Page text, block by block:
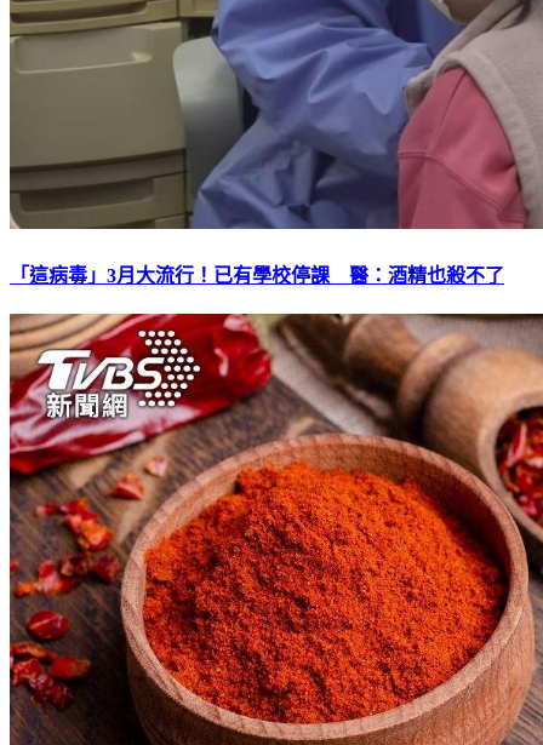
「這病毒」3月大流行！已有學校停課 醫：酒精也殺不了